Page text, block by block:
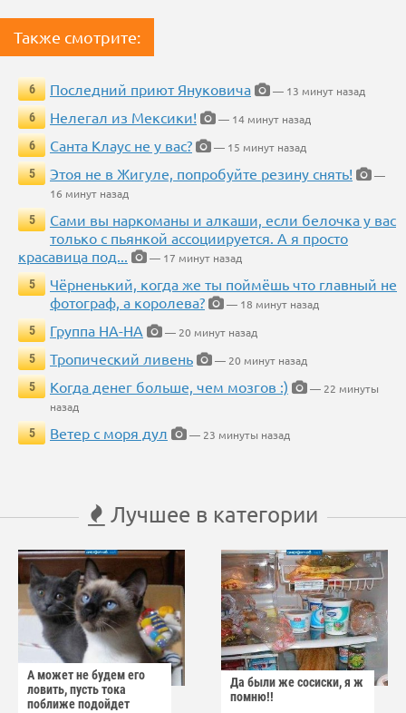
Также смотрите:
6 Последний приют Януковича
— 13 минут назад
6
Нелегал из Мексики!
— 14 минут назад
6
Санта Клаус не у вас?
— 15 минут назад
5
Этоя не в Жигуле, попробуйте резину снять!
—
16 минут назад
5
Сами вы наркоманы и алкаши, если белочка у вас
только с пьянкой ассоциируется. А я просто
красавица под...
— 17 минут назад
5
Чёрненький, когда же ты поймёшь что главный не
фотограф, а королева?
— 18 минут назад
5
Группа НА-НА
— 20 минут назад
5
Тропический ливень
— 20 минут назад
5
Когда денег больше, чем мозгов :)
— 22 минуты
назад
5
Ветер с моря дул — 23 минуты назад
Лучшее в категории
А может не будем его
ловить, пусть тока
поближе подойдет
Да были же сосиски, я ж
помню!!